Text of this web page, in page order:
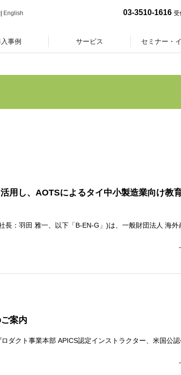
English 03-3510-1616 受
事例 サービス セミナー・
用し、AOTSによるタイ中小製造業向け教
長：羽田 雅一、以下「B-EN-G」)は、一般財団法人 海外
案内
ダクト事業本部 APICS認定インストラクター、米国公